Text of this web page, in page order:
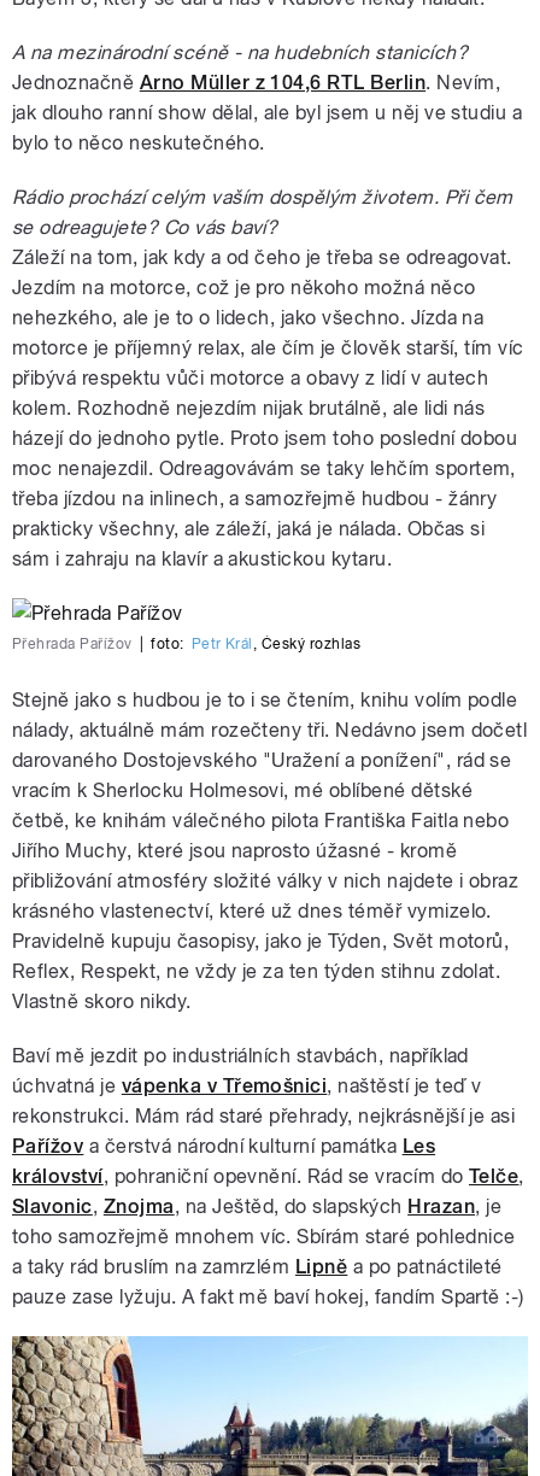
A na mezinárodní scéně - na hudebních stanicích?
Jednoznačně Arno Müller z 104,6 RTL Berlin. Nevím,
jak dlouho ranní show dělal, ale byl jsem u něj ve studiu a
bylo to něco neskutečného.
Rádio prochází celým vaším dospělým životem. Při čem
se odreagujete? Co vás baví?
Záleží na tom, jak kdy a od čeho je třeba se odreagovat.
Jezdím na motorce, což je pro někoho možná něco
nehezkého, ale je to o lidech, jako všechno. Jízda na
motorce je příjemný relax, ale čím je člověk starší, tím víc
přibývá respektu vůči motorce a obavy z lidí v autech
kolem. Rozhodně nejezdím nijak brutálně, ale lidi nás
házejí do jednoho pytle. Proto jsem toho poslední dobou
moc nenajezdil. Odreagovávám se taky lehčím sportem,
třeba jízdou na inlinech, a samozřejmě hudbou - žánry
prakticky všechny, ale záleží, jaká je nálada. Občas si
sám i zahraju na klavír a akustickou kytaru.
Přehrada Pařížov foto: Petr Král , Český rozhlas
Stejně jako s hudbou je to i se čtením, knihu volím podle
nálady, aktuálně mám rozečteny tři. Nedávno jsem dočetl
darovaného Dostojevského "Uražení a ponížení", rád se
vracím k Sherlocku Holmesovi, mé oblíbené dětské
četbě, ke knihám válečného pilota Františka Faitla nebo
Jiřího Muchy, které jsou naprosto úžasné - kromě
přibližování atmosféry složité války v nich najdete i obraz
krásného vlastenectví, které už dnes téměř vymizelo.
Pravidelně kupuju časopisy, jako je Týden, Svět motorů,
Reflex, Respekt, ne vždy je za ten týden stihnu zdolat.
Vlastně skoro nikdy.
Baví mě jezdit po industriálních stavbách, například
úchvatná je vápenka v Třemošnici, naštěstí je teď v
rekonstrukci. Mám rád staré přehrady, nejkrásnější je asi
Pařížov a čerstvá národní kulturní památka Les
království, pohraniční opevnění. Rád se vracím doTelče,
Slavonic, Znojma, na Ještěd, do slapských Hrazan, je
toho samozřejmě mnohem víc. Sbírám staré pohlednice
a taky rád bruslím na zamrzlém Lipně a po patnáctileté
pauze zase lyžuju. A fakt mě baví hokej, fandím Spartě :-)